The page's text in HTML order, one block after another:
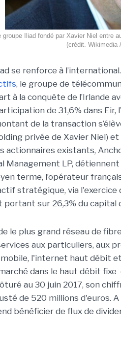
groupe Iliad fondé par Xavier Niel entre
(crédit. Wikimedia
se renforce à
, le groupe de
à la conquête de l’Irlande
de 31,6% dans Eir,
de la transaction
privée de Xavier Niel)
actionnaires existants,
Management LP,
terme, l’opérateur
stratégique, via
portant sur 26,3% du capital
le plus grand réseau de
aux particuliers, aux
l'internet haut débit
dans le haut débit
au 30 juin 2017, son
de 520 millions d'euros.
bénéficier de flux de